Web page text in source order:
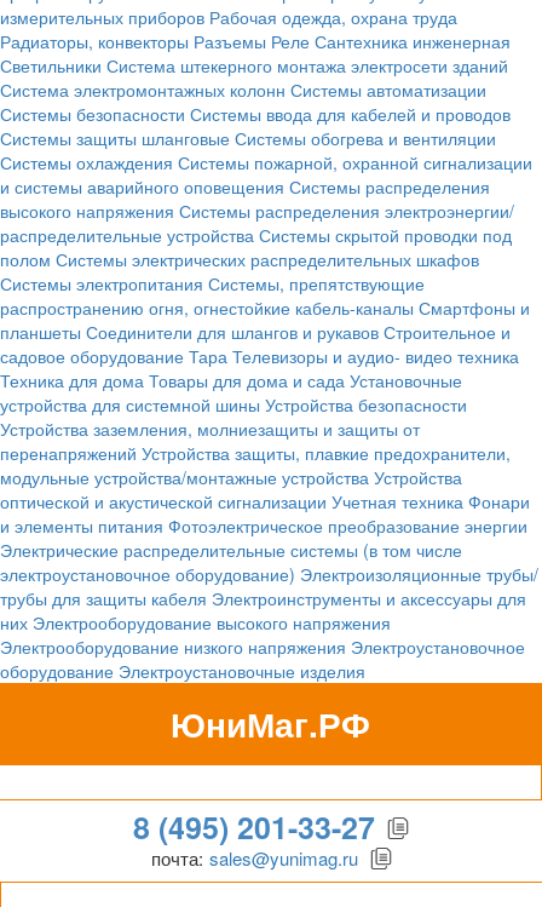
измерительных приборов Рабочая одежда, охрана труда
Радиаторы, конвекторы Разъемы Реле Сантехника инженерная
Светильники Система штекерного монтажа электросети зданий
Система электромонтажных колонн Системы автоматизации
Системы безопасности Системы ввода для кабелей и проводов
Системы защиты шланговые Системы обогрева и вентиляции
Системы охлаждения Системы пожарной, охранной сигнализации
и системы аварийного оповещения Системы распределения
высокого напряжения Системы распределения электроэнергии/
распределительные устройства Системы скрытой проводки под
полом Системы электрических распределительных шкафов
Системы электропитания Системы, препятствующие
распространению огня, огнестойкие кабель-каналы Смартфоны и
планшеты Соединители для шлангов и рукавов Строительное и
садовое оборудование Тара Телевизоры и аудио- видео техника
Техника для дома Товары для дома и сада Установочные
устройства для системной шины Устройства безопасности
Устройства заземления, молниезащиты и защиты от
перенапряжений Устройства защиты, плавкие предохранители,
модульные устройства/монтажные устройства Устройства
оптической и акустической сигнализации Учетная техника Фонари
и элементы питания Фотоэлектрическое преобразование энергии
Электрические распределительные системы (в том числе
электроустановочное оборудование) Электроизоляционные трубы/
трубы для защиты кабеля Электроинструменты и аксессуары для
них Электрооборудование высокого напряжения
Электрооборудование низкого напряжения Электроустановочное
оборудование Электроустановочные изделия
ЮниМаг.РФ
Гипермаркет для бизнеса
8 (495) 201-33-27
почта: sales@yunimag.ru